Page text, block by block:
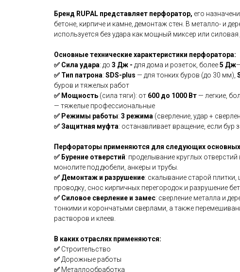
Бренд RUPAL представляет перфоратор, его
бетоне, кирпиче и камне, демонтаж стен. В металло- и
используется без удара как мощный миксер или силовая
Основные технические характеристики перфоратора:
✅ Сила удара: до 3 Дж - для дома и розеток, более5 Дж
✅ Тип патрона: SDS-plus — для тонких буров (до 30 мм),
буров и тяжелых работ
✅ Мощность (сила тяги): от 600 до 1000 Вт— легкие,
— тяжелые профессиональные
✅ Режимы работы: 3 режима (сверление, удар +
✅ Защитная муфта: останавливает вращение, если бур
Перфораторы применяются для следующих
✅ Бурение отверстий: проделывание круглых отверстий
монолите под дюбели, анкеры и трубы.
✅ Демонтаж и разрушение: скалывание старой
проводку, снос кирпичных перегородок и разрушение
✅ Силовое сверление и замес: сверление металла и
тонкими и корончатыми сверлами, а также
растворов и клеев.
В каких отраслях применяются:
✅ Строительство
✅ Дорожные работы
✅ Металлообработка